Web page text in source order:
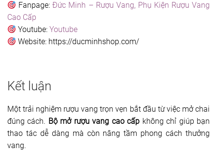
Fanpage:Đức Minh – Rượu Vang, Phụ Kiện Rượu Vang
Cao Cấp
Youtube:Youtube
Website: https://ducminhshop.com/
Kết luận
Một trải nghiệm rượu vang trọn vẹn bắt đầu từ việc mở chai
đúng cách. Bộ mở rượu vang cao cấp không chỉ giúp bạn
thao tác dễ dàng mà còn nâng tầm phong cách thưởng
vang.